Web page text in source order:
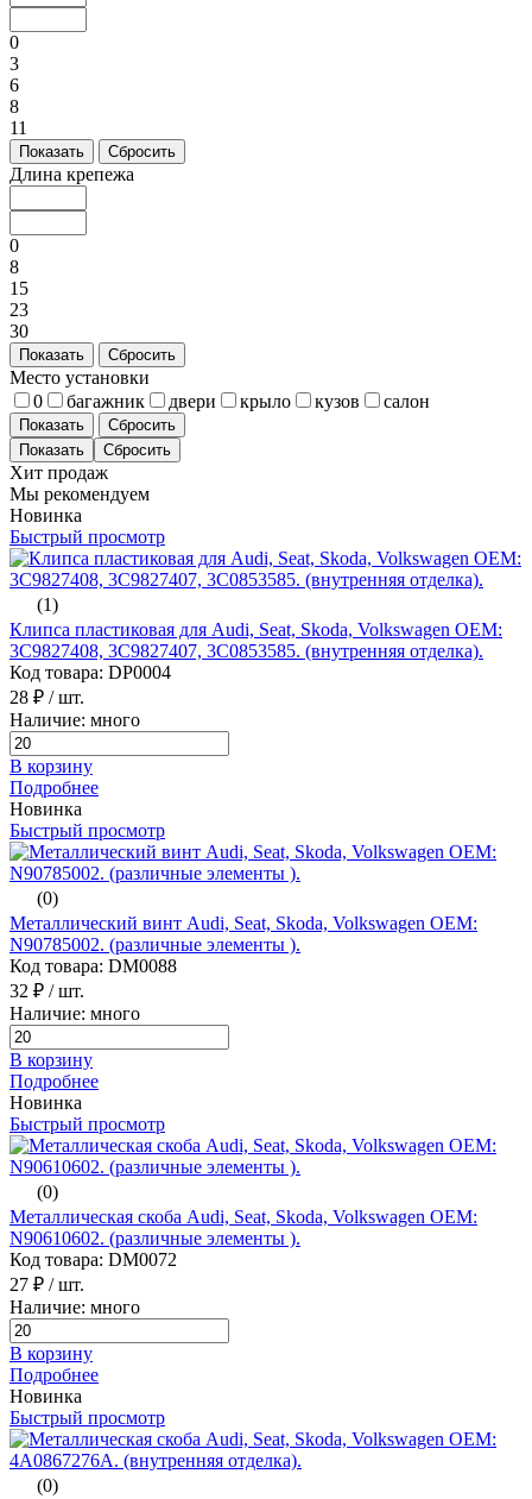
0
3
6
8
11
Показать Сбросить
Длина крепежа
0
8
15
23
30
Показать Сбросить
Место установки
0
багажник двери крыло кузов салон
Показать Сбросить
Хит продаж
Мы рекомендуем
Новинка
Быстрый просмотр
(1)
Клипса пластиковая для Audi, Seat, Skoda, Volkswagen ОЕМ:
3C9827408, 3C9827407, 3C0853585. (внутренняя отделка).
Код товара: DP0004
28 ₽ / шт.
Наличие: много
В корзину
Подробнее
Новинка
Быстрый просмотр
(0)
Металлический винт Audi, Seat, Skoda, Volkswagen ОЕМ:
N90785002. (различные элементы ).
Код товара: DM0088
32 ₽ / шт.
Наличие: много
В корзину
Подробнее
Новинка
Быстрый просмотр
(0)
Металлическая скоба Audi, Seat, Skoda, Volkswagen ОЕМ:
N90610602. (различные элементы ).
Код товара: DM0072
27 ₽ / шт.
Наличие: много
В корзину
Подробнее
Новинка
Быстрый просмотр
(0)